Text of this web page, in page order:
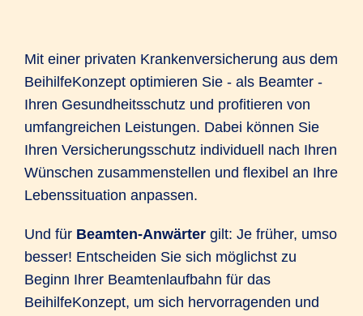
Mit einer privaten Krankenversicherung aus dem
BeihilfeKonzept optimieren Sie - als Beamter -
Ihren Gesundheitsschutz und profitieren von
umfangreichen Leistungen. Dabei können Sie
Ihren Versicherungsschutz individuell nach Ihren
Wünschen zusammenstellen und flexibel an Ihre
Lebenssituation anpassen.
Und für Beamten-Anwärter gilt: Je früher, umso
besser! Entscheiden Sie sich möglichst zu
Beginn Ihrer Beamtenlaufbahn für das
BeihilfeKonzept, um sich hervorragenden und